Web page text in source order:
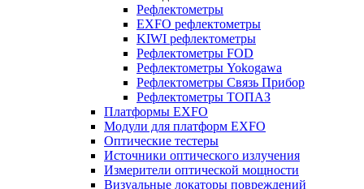
Рефлектометры
EXFO рефлектометры
KIWI рефлектометры
Рефлектометры FOD
Рефлектометры Yokogawa
Рефлектометры Связь Прибор
Рефлектометры ТОПАЗ
Платформы EXFO
Модули для платформ EXFO
Оптические тестеры
Источники оптического излучения
Измерители оптической мощности
Визуальные локаторы повреждений